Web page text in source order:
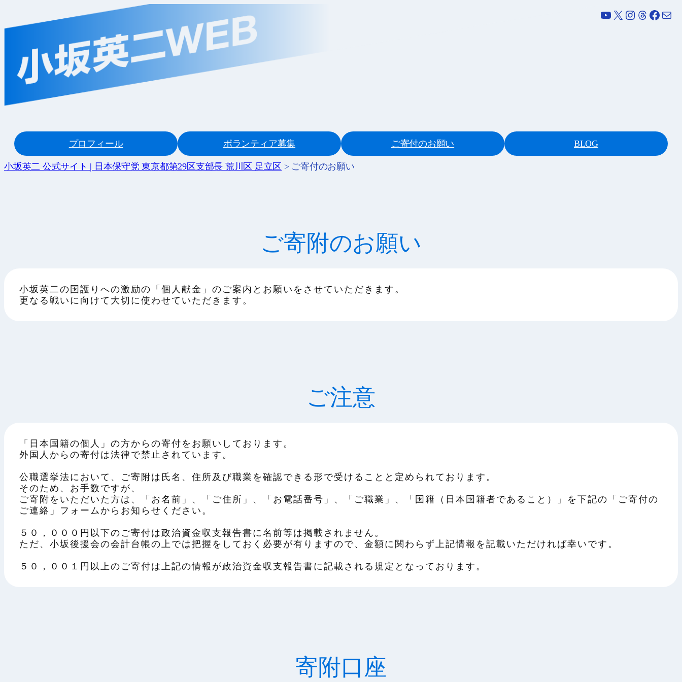
を
YouTube X Instagram Threads Facebook メール
プロフィール ボランティア募集 ご寄付のお願い BLOG
小坂英二 公式サイト | 日本保守党 東京都第29区支部長 荒川区 足立区 > ご寄付のお願い
ご寄附のお願い
小坂英二の国護りへの激励の「個人献金」のご案内とお願いをさせていただきます。
更なる戦いに向けて大切に使わせていただきます。
ご注意
「日本国籍の個人」の方からの寄付をお願いしております。
外国人からの寄付は法律で禁止されています。
公職選挙法において、ご寄附は氏名、住所及び職業を確認できる形で受けることと定められております。
そのため、お手数ですが、
ご寄附をいただいた方は、「お名前」、「ご住所」、「お電話番号」、「ご職業」、「国籍（日本国籍者であること）」を下記の「ご寄付の
ご連絡」フォームからお知らせください。
５０，０００円以下のご寄付は政治資金収支報告書に名前等は掲載されません。
ただ、小坂後援会の会計台帳の上では把握をしておく必要が有りますので、金額に関わらず上記情報を記載いただければ幸いです。
５０，００１円以上のご寄付は上記の情報が政治資金収支報告書に記載される規定となっております。
寄附口座